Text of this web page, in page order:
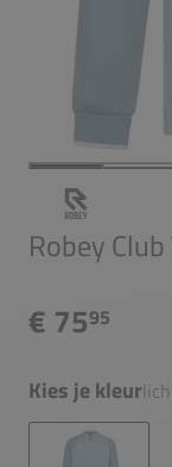
Robey
€ 7595
Kies je kleur